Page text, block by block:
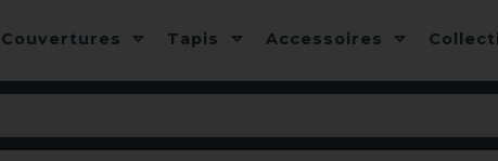
Couvertures Tapis Accessoires